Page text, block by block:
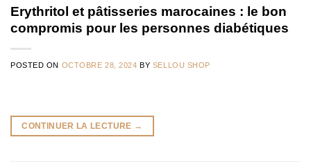
Erythritol et pâtisseries marocaines : le bon
compromis pour les personnes diabétiques
POSTED ON OCTOBRE 28, 2024 BY SELLOU SHOP
CONTINUER LA LECTURE →